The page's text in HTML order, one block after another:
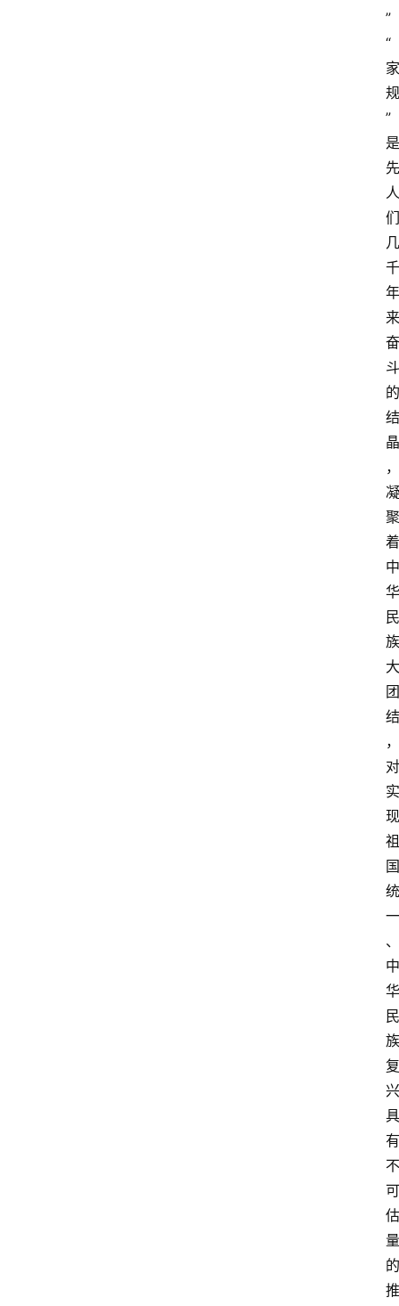
”
“
家
规
”
是
先
人
们
几
千
年
来
奋
斗
的
结
晶
，
凝
聚
着
中
华
民
族
大
团
结
，
对
实
现
祖
国
统
一
、
中
华
民
族
复
兴
具
有
不
可
估
量
的
推